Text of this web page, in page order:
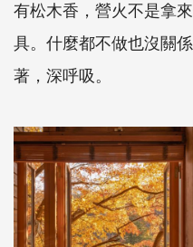
有松木香，營火不是拿
具。什麼都不做也沒關
著，深呼吸。